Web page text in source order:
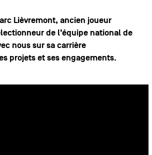
Lièvremont, ancien joueur
de l’équipe national de
nous sur sa carrière
projets et ses engagements.